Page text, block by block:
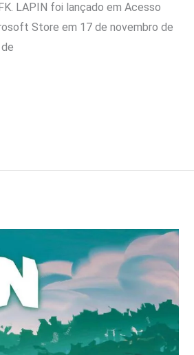
LAPIN foi lançado em Acesso
Store em 17 de novembro de